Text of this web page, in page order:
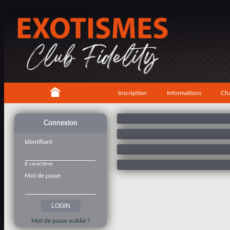
Inscription Informations
Connexion
Identifiant
8 caractères
Mot de passe
Mot de passe oublié ?